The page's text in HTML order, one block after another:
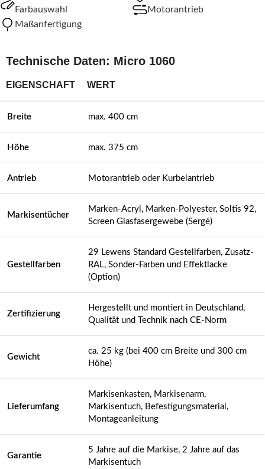
Farbauswahl
Maßanfertigung
Motorantrieb
Technische Daten: Micro 1060
EIGENSCHAFT WERT
Breite max. 400 cm
Höhe max. 375 cm
Antrieb Motorantrieb oder Kurbelantrieb
Markisentücher
Marken-Acryl, Marken-Polyester, Soltis 92,
Screen Glasfasergewebe (Sergé)
Gestellfarben
29 Lewens Standard Gestellfarben, Zusatz-
RAL, Sonder-Farben und Effektlacke
(Option)
Zertifizierung
Hergestellt und montiert in Deutschland,
Qualität und Technik nach CE-Norm
Gewicht
ca. 25 kg (bei 400 cm Breite und 300 cm
Höhe)
Lieferumfang
Markisenkasten, Markisenarm,
Markisentuch, Befestigungsmaterial,
Montageanleitung
Garantie
5 Jahre auf die Markise, 2 Jahre auf das
Markisentuch